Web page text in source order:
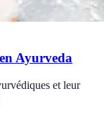
Ayurveda
et leur